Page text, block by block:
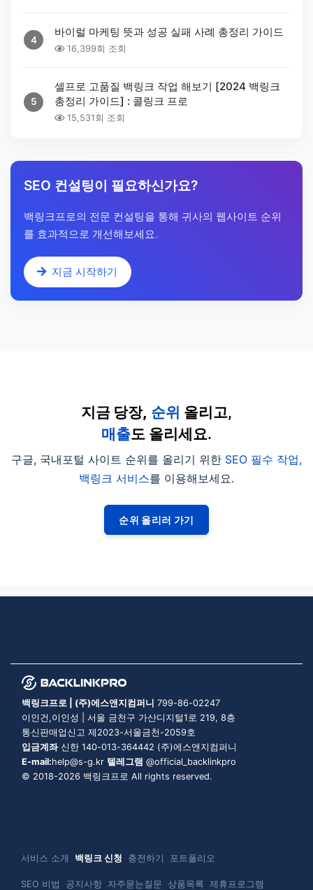
4
바이럴 마케팅 뜻과 성공 실패 사례 총정리 가이드
16,399회 조회
5
셀프로 고품질 백링크 작업 해보기 [2024 백링크
총정리 가이드] : 콜링크 프로
15,531회 조회
SEO 컨설팅이 필요하신가요?
백링크프로의 전문 컨설팅을 통해 귀사의 웹사이트 순위
를 효과적으로 개선해보세요.
지금 시작하기
지금 당장, 순위 올리고,
매출도 올리세요.
구글, 국내포털 사이트 순위를 올리기 위한 SEO 필수 작업,
백링크 서비스를 이용해보세요.
순위 올리러 가기
백링크프로 | (주)에스앤지컴퍼니 799-86-02247
이인건,이인성 | 서울 금천구 가산디지털1로 219, 8층
통신판매업신고 제2023-서울금천-2059호
입금계좌신한 140-013-364442 (주)에스앤지컴퍼니
E-mail:help@s-g.kr 텔레그램 @official_backlinkpro
© 2018-2026 백링크프로 All rights reserved.
서비스 소개 백링크 신청 충전하기 포트폴리오
SEO 비법 공지사항 자주묻는질문 상품목록 제휴프로그램